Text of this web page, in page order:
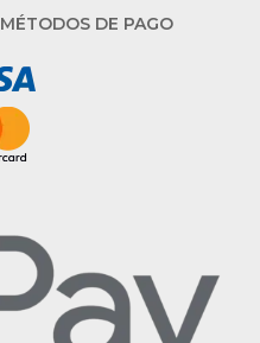
MÉTODOS DE PAGO